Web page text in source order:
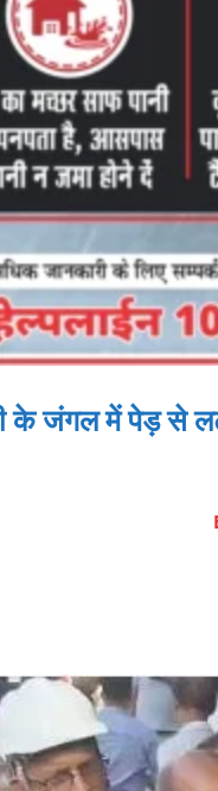
के जंगल में पेड़ से